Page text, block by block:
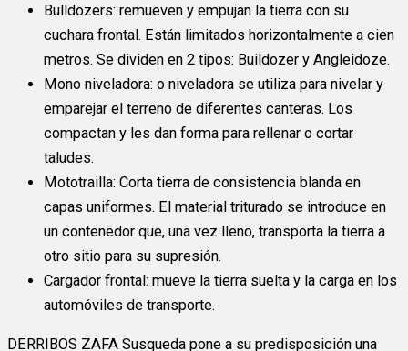
Bulldozers: remueven y empujan la tierra con su
cuchara frontal. Están limitados horizontalmente a cien
metros. Se dividen en 2 tipos: Buildozer y Angleidoze.
Mono niveladora: o niveladora se utiliza para nivelar y
emparejar el terreno de diferentes canteras. Los
compactan y les dan forma para rellenar o cortar
taludes.
Mototrailla: Corta tierra de consistencia blanda en
capas uniformes. El material triturado se introduce en
un contenedor que, una vez lleno, transporta la tierra a
otro sitio para su supresión.
Cargador frontal: mueve la tierra suelta y la carga en los
automóviles de transporte.
DERRIBOS ZAFA Susqueda pone a su predisposición una